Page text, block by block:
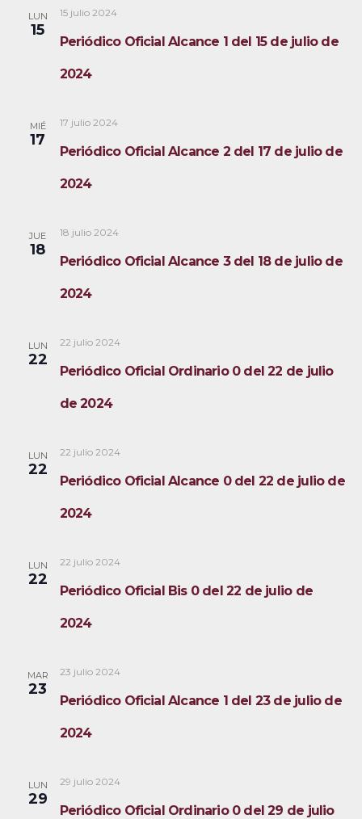
LUN
15
Periódico Oficial Alcance 1 del 15 de julio de
2024
15 julio 2024
MIÉ
17
Periódico Oficial Alcance 2 del 17 de julio de
2024
17 julio 2024
JUE
18
Periódico Oficial Alcance 3 del 18 de julio de
2024
18 julio 2024
LUN
22
Periódico Oficial Ordinario 0 del 22 de julio
de 2024
22 julio 2024
LUN
22
Periódico Oficial Alcance 0 del 22 de julio de
2024
22 julio 2024
LUN
22
Periódico Oficial Bis 0 del 22 de julio de
2024
22 julio 2024
MAR
23
Periódico Oficial Alcance 1 del 23 de julio de
2024
23 julio 2024
LUN
29
Periódico Oficial Ordinario 0 del 29 de julio
29 julio 2024